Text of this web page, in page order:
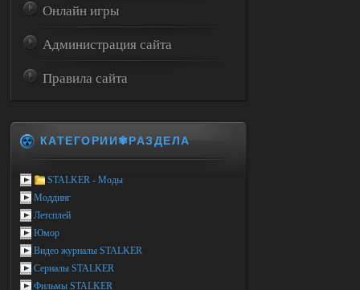
Онлайн игры
Администрация сайта
Правила сайта
КАТЕГОРИИ✾РАЗДЕЛА
STALKER - Моды
Моддинг
Летсплей
Юмор
Видео журналы STALKER
Сериалы STALKER
Фильмы STALKER